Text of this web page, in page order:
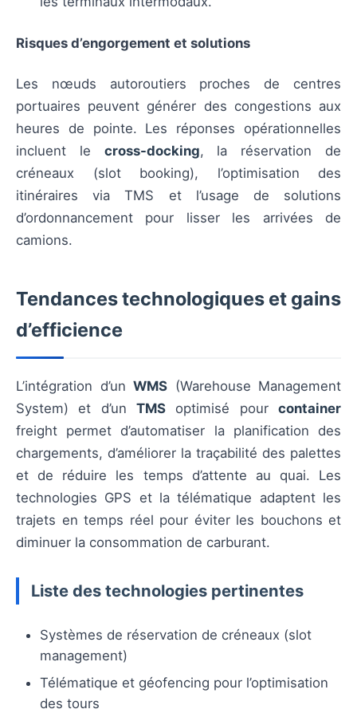
Risques d’engorgement et solutions
Les nœuds autoroutiers proches de centres
portuaires peuvent générer des congestions aux
heures de pointe. Les réponses opérationnelles
incluent le cross-docking, la réservation de
créneaux (slot booking), l’optimisation des
itinéraires via TMS et l’usage de solutions
d’ordonnancement pour lisser les arrivées de
camions.
Tendances technologiques et gains
d’efficience
L’intégration d’un WMS (Warehouse Management
System) et d’un TMS optimisé pour container
freight permet d’automatiser la planification des
chargements, d’améliorer la traçabilité des palettes
et de réduire les temps d’attente au quai. Les
technologies GPS et la télématique adaptent les
trajets en temps réel pour éviter les bouchons et
diminuer la consommation de carburant.
Liste des technologies pertinentes
Systèmes de réservation de créneaux (slot
management)
Télématique et géofencing pour l’optimisation
des tours